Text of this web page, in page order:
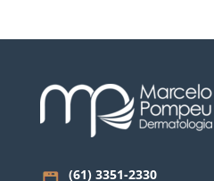
(61) 3351-2330